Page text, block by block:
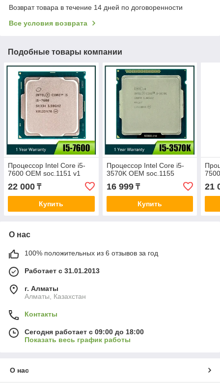
Возврат товара в течение 14 дней по договоренности
Все условия возврата
Подобные товары компании
Процессор Intel Core i5-
7600 OEM soc.1151 v1
22 000 ₸
Купить
Процессор Intel Core i5-
3570K OEM soc.1155
16 999₸
Купить
21
О нас
100% положительных из 6 отзывов за год
Работает с 31.01.2013
г. Алматы
Алматы, Казахстан
Контакты
Сегодня работает с 09:00 до 18:00
Показать весь график работы
О нас